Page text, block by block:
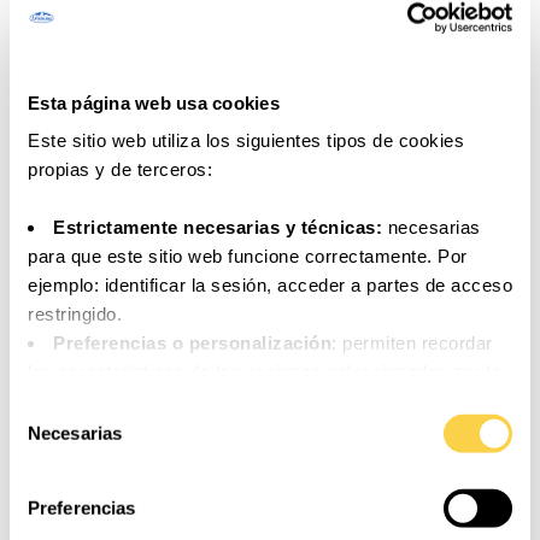
Esta página web usa cookies
Este sitio web utiliza los siguientes tipos de cookies
propias y de terceros:
Estrictamente necesarias y técnicas: necesarias
para que este sitio web funcione correctamente. Por
ejemplo: identificar la sesión, acceder a partes de acceso
restringido.
Preferencias o personalización: permiten recordar
Análisis o medición
: para medir la actividad, usos y
disponibles con el fin de introducir mejoras o nuevos
servicios.
Necesarias
Preferencias
y 40 puntos
¡LO QUIERO!
lactosa
y 0 puntos
¡LO QUIERO!